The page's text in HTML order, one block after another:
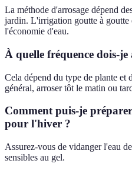
La méthode d'arrosage dépend
jardin. L'irrigation goutte à goutte
l'économie d'eau.
À quelle fréquence dois-je
Cela dépend du type de plante et
général, arroser tôt le matin ou
Comment puis-je
pour l'hiver ?
Assurez-vous de vidanger l'eau
sensibles au gel.